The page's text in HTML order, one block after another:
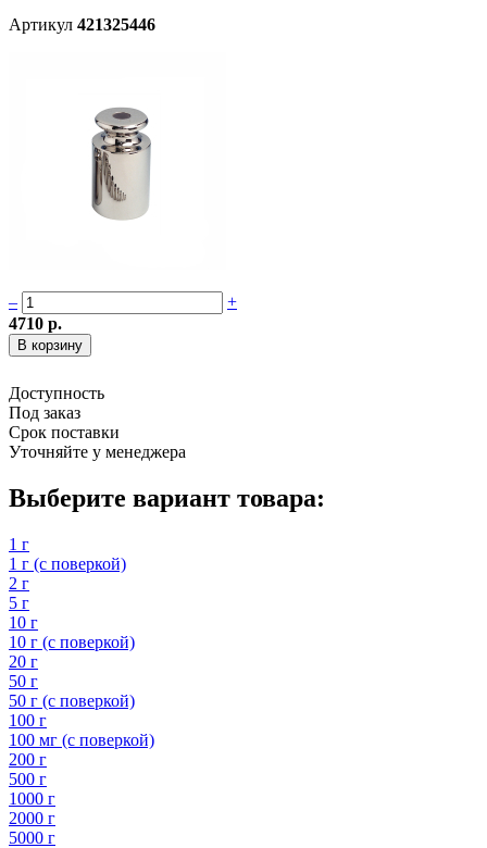
Артикул 421325446
–
+
4710 р.
Доступность
Под заказ
Срок поставки
Уточняйте у менеджера
Выберите вариант товара:
1 г
1 г (с поверкой)
2 г
5 г
10 г
10 г (с поверкой)
20 г
50 г
50 г (с поверкой)
100 г
100 мг (с поверкой)
200 г
500 г
1000 г
2000 г
5000 г